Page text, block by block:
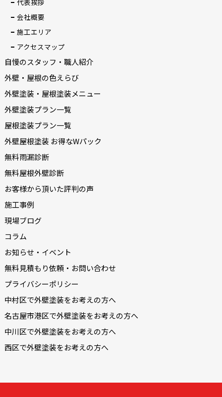
会社概要
施工エリア
アクセスマップ
自慢のスタッフ・職人紹介
外壁・屋根の色えらび
外壁塗装・屋根塗装メニュー
外壁塗装プラン一覧
屋根塗装プラン一覧
外壁屋根塗装 お得なWパック
無料雨漏診断
無料屋根外壁診断
お客様から頂いた評判の声
施工事例
現場ブログ
コラム
お知らせ・イベント
無料見積もり依頼・お問い合わせ
プライバシーポリシー
中村区で外壁塗装をお考えの方へ
名古屋市港区で外壁塗装をお考えの方へ
中川区で外壁塗装をお考えの方へ
西区で外壁塗装をお考えの方へ